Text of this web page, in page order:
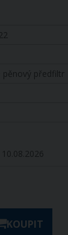
pěnový předfiltr
KOUPIT